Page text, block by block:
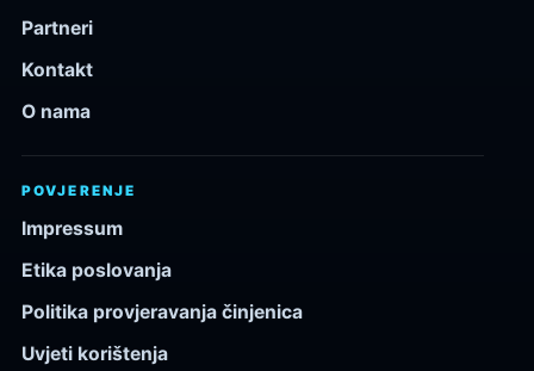
Partneri
Kontakt
O nama
POVJERENJE
Impressum
Etika poslovanja
Politika provjeravanja činjenica
Uvjeti korištenja